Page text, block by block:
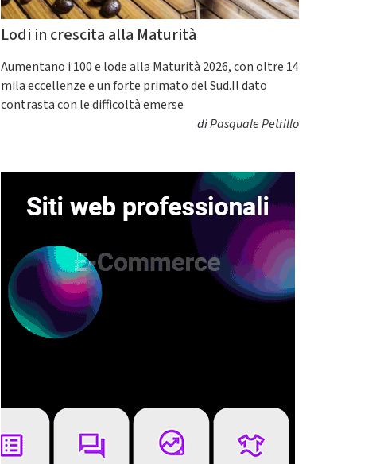
Lodi in crescita alla Maturità
Aumentano i 100 e lode alla Maturità 2026, con oltre 14
mila eccellenze e un forte primato del Sud.Il dato
contrasta con le difficoltà emerse
diPasquale Petrillo